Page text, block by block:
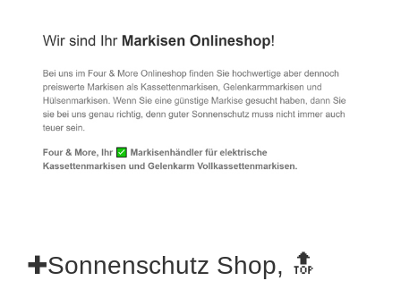
✚Sonnenschutz Shop, 🔝